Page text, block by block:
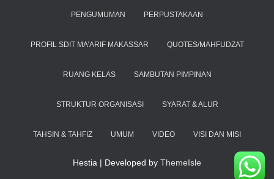
PENGUMUMAN PERPUSTAKAAN
PROFIL SDIT MA’ARIF MAKASSAR QUOTES/MAHFUDZAT
RUANG KELAS SAMBUTAN PIMPINAN
STRUKTUR ORGANISASI SYARAT & ALUR
TAHSIN & TAHFIZ UMUM VIDEO VISI DAN MISI
Hestia | Developed by ThemeIsle